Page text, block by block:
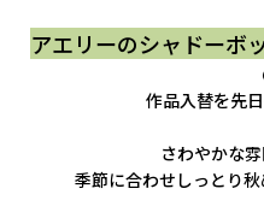
アエリーのシャドーボ
作品入替を先
さわやかな
季節に合わせしっとり